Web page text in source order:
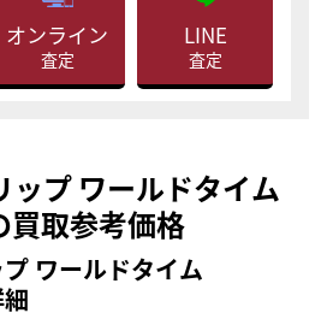
オンライン
査定
LINE
査定
ップ ワールドタイム
取参考価格
ワールドタイム